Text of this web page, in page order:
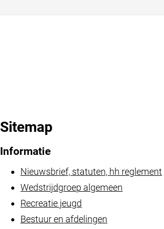
Sitemap
Informatie
Nieuwsbrief, statuten, hh reglement
Wedstrijdgroep algemeen
Recreatie jeugd
Bestuur en afdelingen